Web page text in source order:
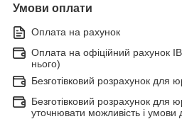
Умови оплати
Оплата на рахунок
Оплата на офіційний рахунок
нього)
Безготівковий розрахунок для
Безготівковий розрахунок для
уточнювати можливість і